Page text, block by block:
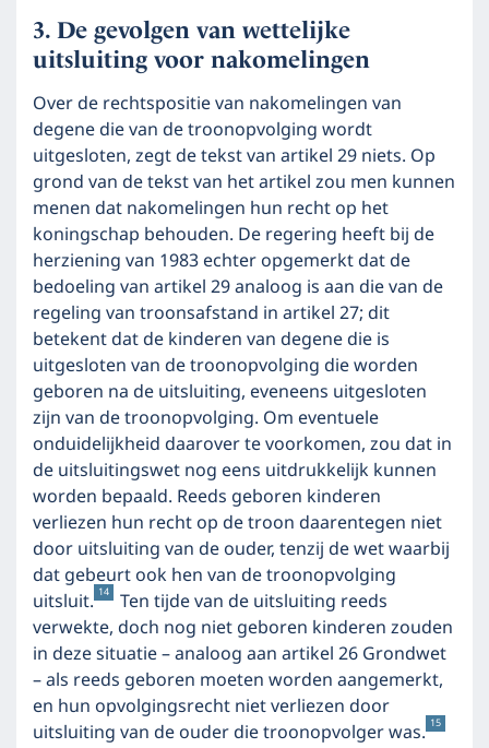
De gevolgen van wettelijke
uitsluiting voor nakomelingen
Over de rechtspositie van nakomelingen van
degene die van de troonopvolging wordt
uitgesloten, zegt de tekst van artikel 29 niets. Op
grond van de tekst van het artikel zou men kunnen
menen dat nakomelingen hun recht op het
koningschap behouden. De regering heeft bij de
herziening van 1983 echter opgemerkt dat de
bedoeling van artikel 29 analoog is aan die van de
regeling van troonsafstand in artikel 27; dit
betekent dat de kinderen van degene die is
uitgesloten van de troonopvolging die worden
geboren na de uitsluiting, eveneens uitgesloten
zijn van de troonopvolging. Om eventuele
onduidelijkheid daarover te voorkomen, zou dat in
de uitsluitingswet nog eens uitdrukkelijk kunnen
worden bepaald. Reeds geboren kinderen
verliezen hun recht op de troon daarentegen niet
door uitsluiting van de ouder, tenzij de wet waarbij
dat gebeurt ook hen van de troonopvolging
uitsluit. 14
Ten tijde van de uitsluiting reeds
verwekte, doch nog niet geboren kinderen zouden
in deze situatie – analoog aan artikel 26 Grondwet
– als reeds geboren moeten worden aangemerkt,
en hun opvolgingsrecht niet verliezen door
uitsluiting van de ouder die troonopvolger was. 15